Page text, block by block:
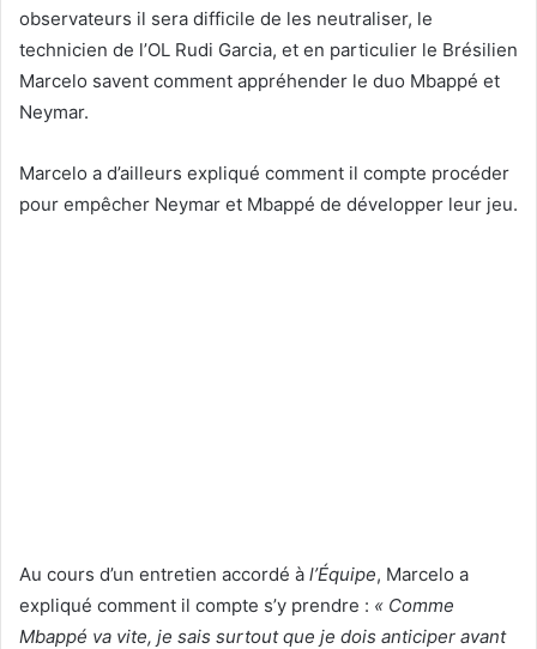
observateurs il sera difficile de les neutraliser, le
technicien de l’OL Rudi Garcia, et en particulier le Brésilien
Marcelo savent comment appréhender le duo Mbappé et
Neymar.
Marcelo a d’ailleurs expliqué comment il compte procéder
pour empêcher Neymar et Mbappé de développer leur jeu.
Au cours d’un entretien accordé à l’Équipe, Marcelo a
expliqué comment il compte s’y prendre : « Comme
Mbappé va vite, je sais surtout que je dois anticiper avant